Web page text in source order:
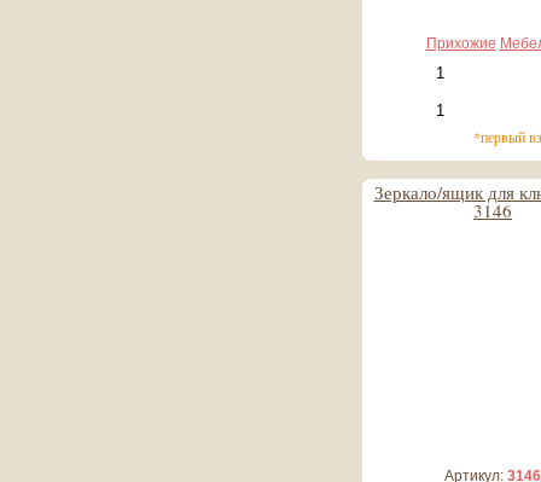
Прихожие
*первый
Зеркало/ящик для
3146
Артикул: 3146